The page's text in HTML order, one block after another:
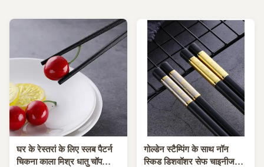
घर के रेस्तरां के लिए स्लब पैटर्न
चिकना काला मिश्र धातु चॉपस्टिक
गोल्डेन स्टैम्पिंग के साथ नॉन
स्किड डिशवॉशर सेफ चाइनीज